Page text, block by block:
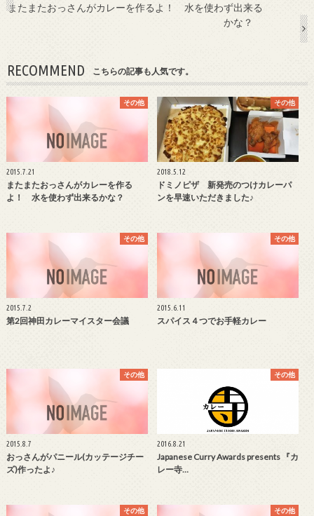
またまたおっさんがカレーを作るよ！ 水を使わず出来る
かな？
RECOMMEND こちらの記事も人気です。
その他
2015.7.21
またまたおっさんがカレーを作る
よ！ 水を使わず出来るかな？
その他
2018.5.12
ドミノピザ 新発売のつけカレーパ
ンを早速いただきました♪
その他
2015.7.2
第2回神田カレーマイスター会議
その他
2015.6.11
スパイス４つでお手軽カレー
その他
2015.8.7
おっさんがパニール(カッテージチー
ズ)作ったよ♪
その他
2016.8.21
Japanese Curry Awards presents 『カ
レー寺…
その他 その他